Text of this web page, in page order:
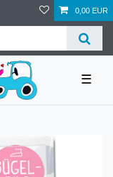
0,00 EUR
☰